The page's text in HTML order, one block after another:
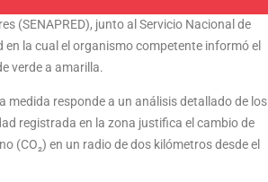
(SENAPRED), junto al Servicio Nacional de
la cual el organismo competente informó el
verde a amarilla.
medida responde a un análisis detallado de los
registrada en la zona justifica el cambio de
(CO₂) en un radio de dos kilómetros desde el